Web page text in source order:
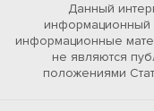
Данный
информационный
информационные
не являются
положениями